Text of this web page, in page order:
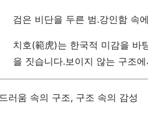
검은 비단을 두른 범.강인함 속
치호(範虎)는 한국적 미감을 바
을 짓습니다.보이지 않는 구조
러움 속의 구조, 구조 속의 감성